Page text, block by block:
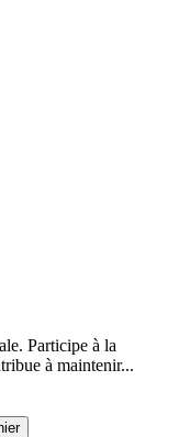
Participe à la
à maintenir...